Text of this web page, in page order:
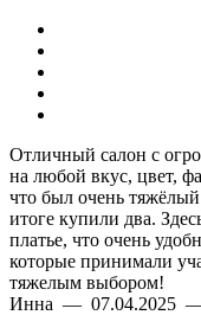
Отличный салон с
на любой вкус, цвет,
что был очень
итоге купили два.
платье, что очень
которые принимали
тяжелым выбором!
Инна — 07.04.2025